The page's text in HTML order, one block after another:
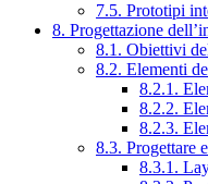
7.5. Prototipi
8. Progettazione
8.1. Obiettivi
8.2. Elementi
8.2.1.
8.2.2.
8.2.3.
8.3. Progettare
8.3.1.